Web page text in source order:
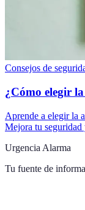
Consejos de
¿Cómo elegir
Aprende a elegir la
Mejora tu seguridad
Urgencia Alarma
Tu fuente de